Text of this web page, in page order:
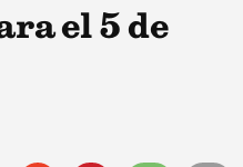
el 5 de